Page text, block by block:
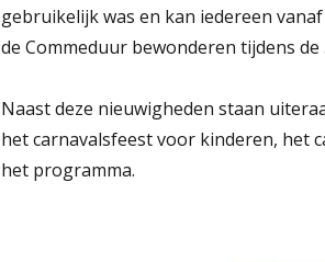
gebruikelijk was en kan iedereen
de Commeduur bewonderen tijdens
Naast deze nieuwigheden staan
het carnavalsfeest voor kinderen, het
het programma.